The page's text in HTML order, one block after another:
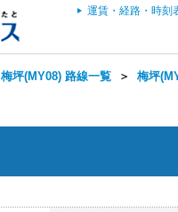
運賃・経路・時刻
梅坪(MY08) 路線一覧 ＞ 梅坪